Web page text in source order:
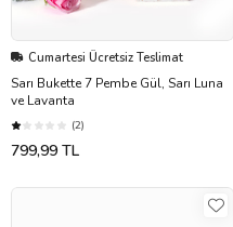
Cumartesi Ücretsiz Teslimat
Sarı Bukette 7 Pembe Gül, Sarı Luna
ve Lavanta
(2)
799,99 TL